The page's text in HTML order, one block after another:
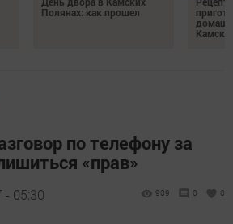
Полянах: как прошел
по телефону за
«прав»
- 05:30 909 0 0